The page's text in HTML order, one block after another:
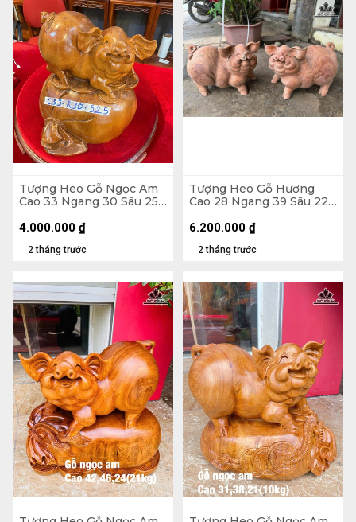
Tượng Heo Gỗ Ngọc Am
Cao 33 Ngang 30 Sâu 25
2 tháng trước
4.000.000 ₫
Tượng Heo Gỗ Hương
Cao 28 Ngang 39 Sâu 22
2 tháng trước
6.200.000 ₫